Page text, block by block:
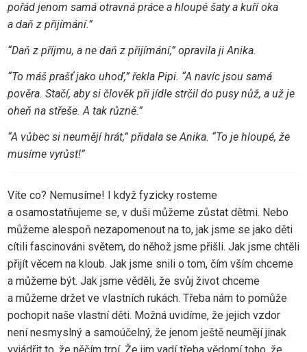
pořád jenom samá otravná práce a hloupé šaty a kuří oka
a daň z přijímání.”
“Daň z příjmu, a ne daň z přijímání,” opravila ji Anika.
“To máš prašť jako uhoď,” řekla Pipi. “A navíc jsou samá
pověra. Stačí, aby si člověk při jídle strčil do pusy nůž, a už je
oheň na střeše. A tak různě.”
“A vůbec si neumějí hrát,” přidala se Anika. “To je hloupé, že
musíme vyrůst!”
Víte co? Nemusíme! I když fyzicky rosteme
a osamostatňujeme se, v duši můžeme zůstat dětmi. Nebo
můžeme alespoň nezapomenout na to, jak jsme se jako děti
cítili fascinováni světem, do něhož jsme přišli. Jak jsme chtěli
přijít věcem na kloub. Jak jsme snili o tom, čím vším chceme
a můžeme být. Jak jsme věděli, že svůj život chceme
a můžeme držet ve vlastních rukách. Třeba nám to pomůže
pochopit naše vlastní děti. Možná uvidíme, že jejich vzdor
není nesmyslný a samoúčelný, že jenom ještě neumějí jinak
vyjádřit to, že něčím trpí. Že jim vadí třeba vědomí toho, že